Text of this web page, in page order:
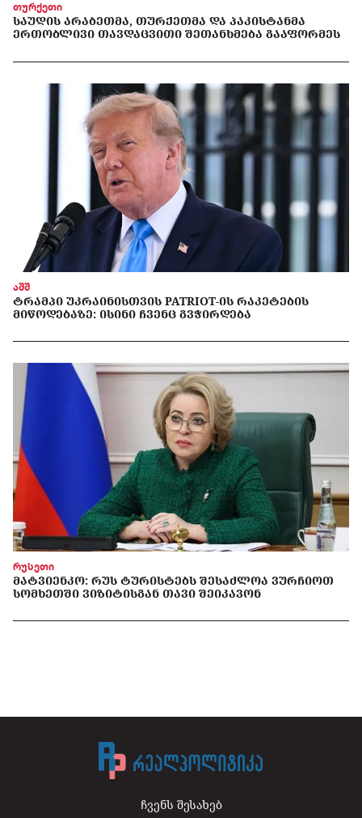
თურქეთი
ᲡᲐᲣᲓᲘᲡ ᲐᲠᲐᲑᲔᲗᲛᲐ, ᲗᲣᲠᲥᲔᲗᲛᲐ ᲓᲐ ᲞᲐᲙᲘᲡᲢᲐᲜᲛᲐ
ᲔᲠᲗᲝᲑᲚᲘᲕᲘ ᲗᲐᲕᲓᲐᲪᲕᲘᲗᲘ ᲨᲔᲗᲐᲜᲮᲛᲔᲑᲐ ᲒᲐᲐᲤᲝᲠᲛᲔᲡ
აშშ
ᲢᲠᲐᲛᲞᲘ ᲣᲙᲠᲐᲘᲜᲘᲡᲗᲕᲘᲡ PATRIOT-ᲘᲡ ᲠᲐᲙᲔᲢᲔᲑᲘᲡ
ᲛᲘᲬᲝᲓᲔᲑᲐᲖᲔ: ᲘᲡᲘᲜᲘ ᲩᲕᲔᲜᲪ ᲒᲕᲭᲘᲠᲓᲔᲑᲐ
რუსეთი
ᲛᲐᲢᲕᲘᲔᲜᲙᲝ: ᲠᲣᲡ ᲢᲣᲠᲘᲡᲢᲔᲑᲡ ᲨᲔᲡᲐᲫᲚᲝᲐ ᲕᲣᲠᲩᲘᲝᲗ
ᲡᲝᲛᲮᲔᲗᲨᲘ ᲕᲘᲖᲘᲢᲘᲡᲒᲐᲜ ᲗᲐᲕᲘ ᲨᲔᲘᲙᲐᲕᲝᲜ
ჩვენს შესახებ